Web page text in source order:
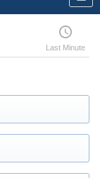
Last Minute